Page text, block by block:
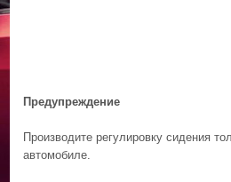
Предупреждение
Производите регулировку сидения
автомобиле.